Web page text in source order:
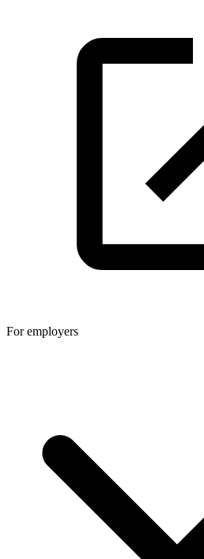
For employers